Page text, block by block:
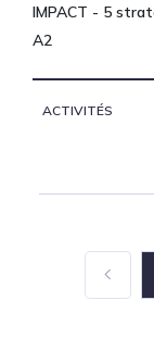
IMPACT - 5
A2
ACTIVITÉS